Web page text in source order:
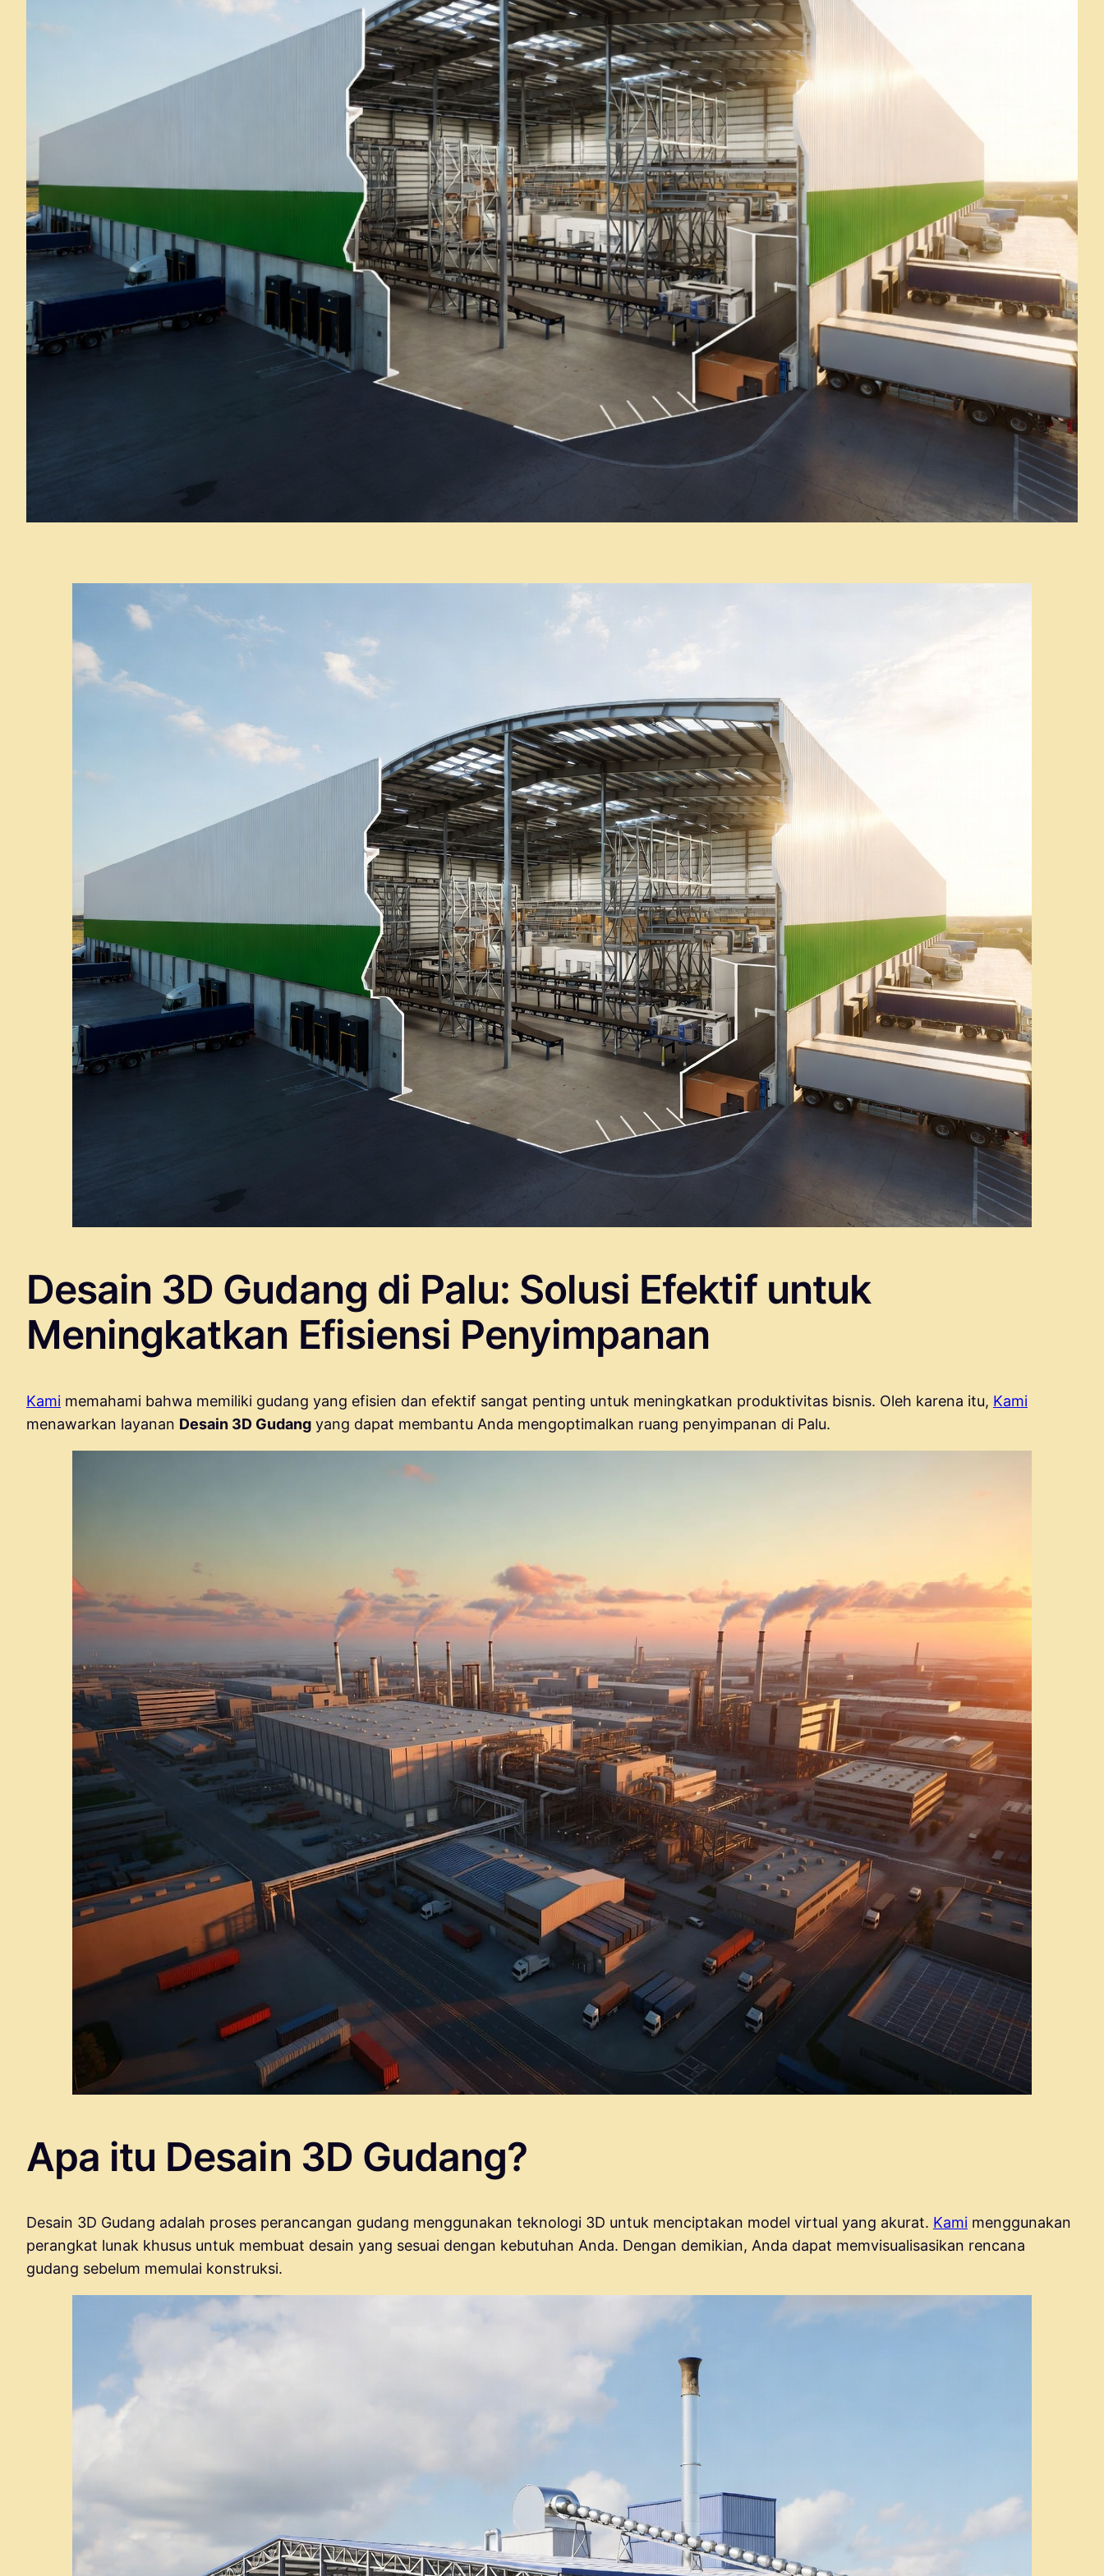
Desain 3D Gudang di Palu: Solusi Efektif untuk
Meningkatkan Efisiensi Penyimpanan
Kami memahami bahwa memiliki gudang yang efisien dan efektif sangat penting untuk meningkatkan produktivitas bisnis. Oleh karena itu, Kami
menawarkan layanan Desain 3D Gudang yang dapat membantu Anda mengoptimalkan ruang penyimpanan di Palu.
Apa itu Desain 3D Gudang?
Desain 3D Gudang adalah proses perancangan gudang menggunakan teknologi 3D untuk menciptakan model virtual yang akurat. Kami menggunakan
perangkat lunak khusus untuk membuat desain yang sesuai dengan kebutuhan Anda. Dengan demikian, Anda dapat memvisualisasikan rencana
gudang sebelum memulai konstruksi.